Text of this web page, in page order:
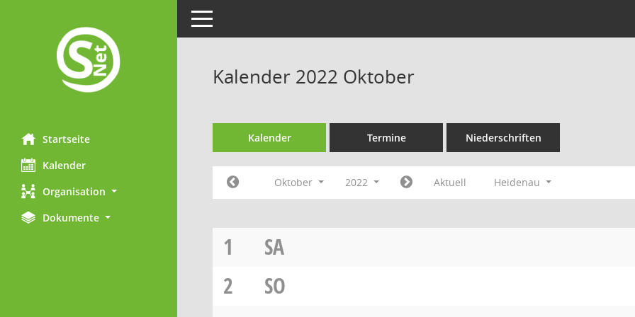
Startseite
Kalender
Organisation
Dokumente
Toggle navigation
Kalender 2022 Oktober
Kalender Termine Niederschriften
Oktober 2022 Aktuell Heidenau
1
SA
2
SO